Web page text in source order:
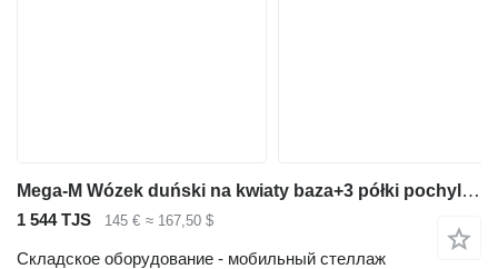
Mega-M Wózek duński na kwiaty baza+3 półki pochylny
1 544 TJS 145 € ≈ 167,50 $
Складское оборудование - мобильный стеллаж